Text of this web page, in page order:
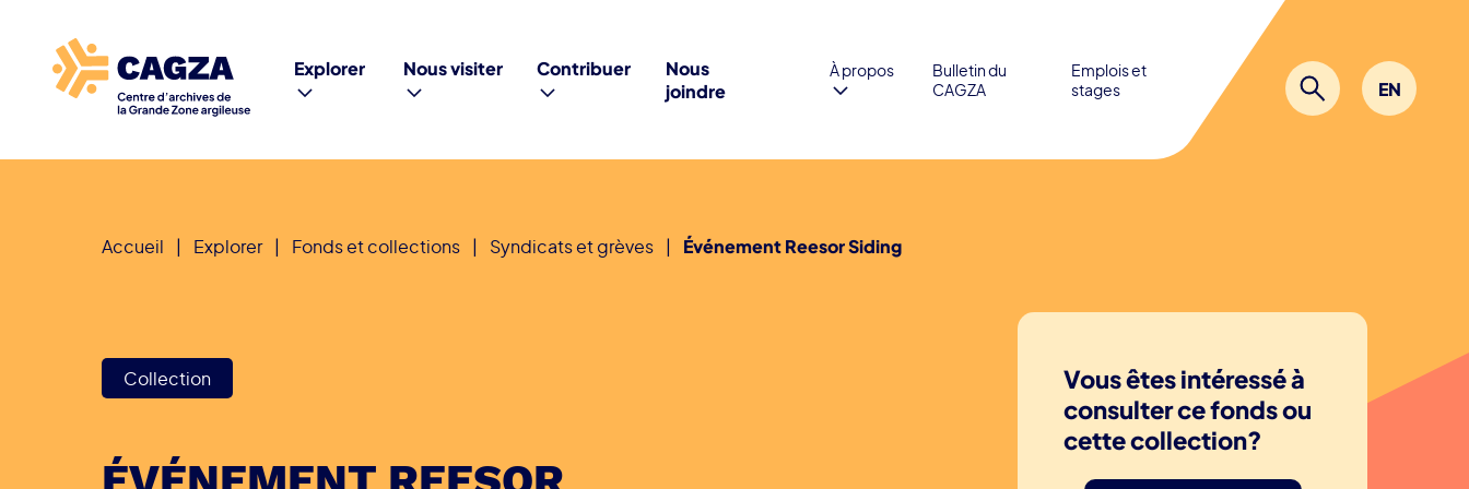
Explorer Nous visiter Contribuer
Nous
joindre
À propos
Bulletin du
CAGZA
Emplois et
stages
EN
Accueil | Explorer | Fonds et collections | Syndicats et grèves | Événement Reesor Siding
Collection
Vous êtes intéressé à
consulter ce fonds ou
cette collection?